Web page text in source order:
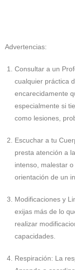
Advertencias:
Consultar a un
cualquier práctica
encarecidamente
especialmente si
como lesiones,
Escuchar a tu
presta atención a
intenso, malestar
orientación de un
Modificaciones y
exijas más de lo
realizar
capacidades.
Respiración: La